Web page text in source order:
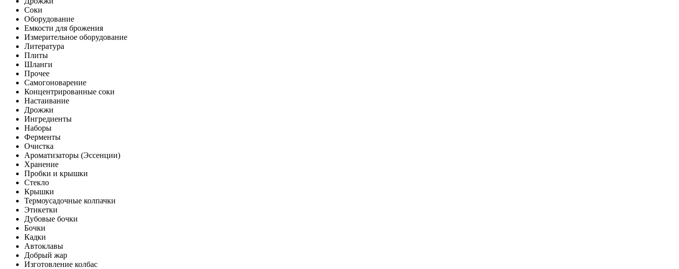
Соки
Оборудование
Емкости для брожения
Измерительное оборудование
Литература
Плиты
Шланги
Прочее
Самогоноварение
Концентрированные соки
Настаивание
Дрожжи
Ингредиенты
Наборы
Ферменты
Очистка
Ароматизаторы (Эссенции)
Хранение
Пробки и крышки
Стекло
Крышки
Термоусадочные колпачки
Этикетки
Дубовые бочки
Бочки
Кадки
Автоклавы
Добрый жар
Изготовление колбас